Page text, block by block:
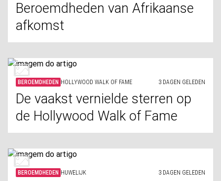
Beroemdheden van Afrikaanse
afkomst
BEROEMDHEDEN HOLLYWOOD WALK OF FAME 3 DAGEN GELEDEN
De vaakst vernielde sterren op
de Hollywood Walk of Fame
BEROEMDHEDEN HUWELIJK 3 DAGEN GELEDEN